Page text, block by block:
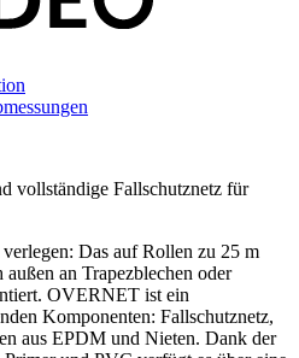
vollständige Fallschutznetz für
Das auf Rollen zu 25 m
an Trapezblechen oder
OVERNET ist ein
Komponenten: Fallschutznetz,
aus EPDM und Nieten. Dank der